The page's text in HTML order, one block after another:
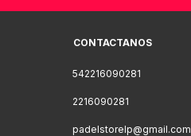
CONTACTANOS
542216090281
2216090281
padelstorelp@gmail.com